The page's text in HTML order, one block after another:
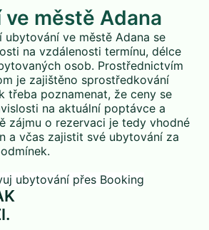
městě Adana
ubytování ve městě Adana se
na vzdálenosti termínu, délce
osob. Prostřednictvím
je zajištěno sprostředkování
třeba poznamenat, že ceny se
na aktuální poptávce a
zájmu o rezervaci je tedy vhodné
a včas zajistit své ubytování za